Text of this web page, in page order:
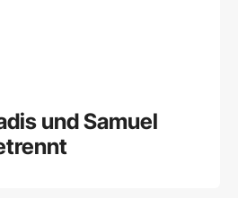
und Samuel